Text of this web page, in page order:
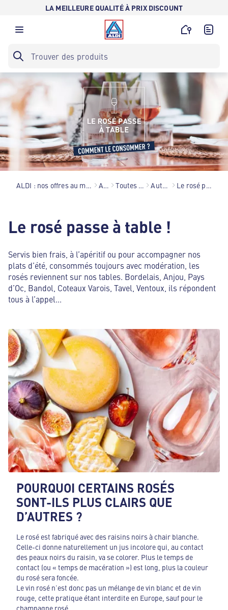
LA MEILLEURE QUALITÉ À PRIX DISCOUNT
ALDI : nos offres au meilleur prix toute l’année ! Astuces Toutes nos astuces Autour du vin Le rosé passe à table
Le rosé passe à table !
Servis bien frais, à l’apéritif ou pour accompagner nos
plats d’été, consommés toujours avec modération, les
rosés reviennent sur nos tables. Bordelais, Anjou, Pays
d’Oc, Bandol, Coteaux Varois, Tavel, Ventoux, ils répondent
tous à l’appel...
POURQUOI CERTAINS ROSÉS
SONT-ILS PLUS CLAIRS QUE
D’AUTRES ?
Le rosé est fabriqué avec des raisins noirs à chair blanche.
Celle-ci donne naturellement un jus incolore qui, au contact
des peaux noirs du raisin, va se colorer. Plus le temps de
contact (ou « temps de macération ») est long, plus la couleur
du rosé sera foncée.
Le vin rosé n’est donc pas un mélange de vin blanc et de vin
rouge, cette pratique étant interdite en Europe, sauf pour le